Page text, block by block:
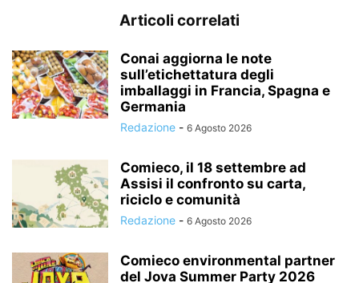
Articoli correlati
Conai aggiorna le note
sull’etichettatura degli
imballaggi in Francia, Spagna e
Germania
Redazione - 6 Agosto 2026
Comieco, il 18 settembre ad
Assisi il confronto su carta,
riciclo e comunità
Redazione - 6 Agosto 2026
Comieco environmental partner
del Jova Summer Party 2026